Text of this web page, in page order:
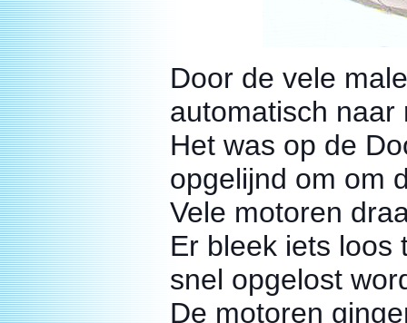
Door de vele
automatisch naar
Het was op de
opgelijnd om om
Vele motoren
Er bleek iets loos
snel opgelost
De motoren